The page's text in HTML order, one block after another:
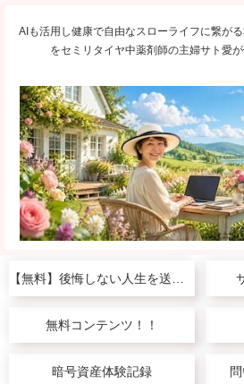
AIも活用し健康で自由なスローライフに繋が
をセミリタイヤ中薬剤師の主婦サト愛が
無料コンテンツ！！
暗号資産体験記録